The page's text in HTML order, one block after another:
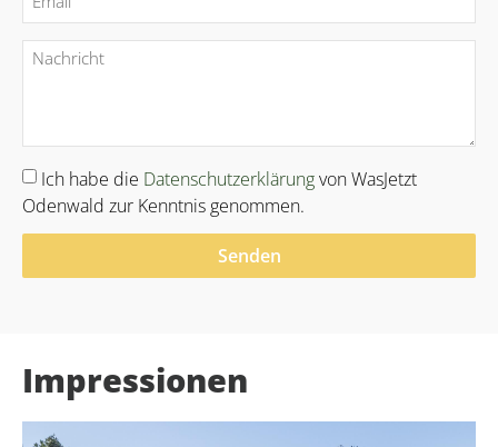
Ich habe die Datenschutzerklärungvon WasJetzt
Odenwald zur Kenntnis genommen.
Senden
Impressionen